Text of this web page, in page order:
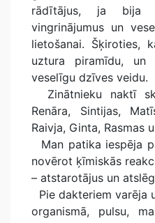
rādītājus, ja bija
vingrinājumus un
lietošanai. Šķiroties,
uztura piramīdu, un
veselīgu dzīves veidu.
Zinātnieku naktī
Renāra, Sintijas,
Raivja, Ginta, Rasmas
Man patika iespēja
novērot ķīmiskās
– atstarotājus un
Pie dakteriem varēja
organismā, pulsu,